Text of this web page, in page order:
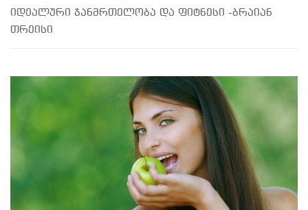
იდეალური ჯანმრთელობა და ფიტნესი -ბრაიან
თრეისი